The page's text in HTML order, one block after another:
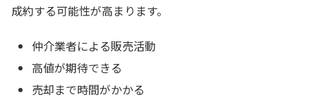
成約する可能性が高まります。
仲介業者による販売活動
高値が期待できる
売却まで時間がかかる